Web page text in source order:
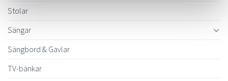
Stolar
Sängar
Sängbord & Gavlar
TV-bänkar